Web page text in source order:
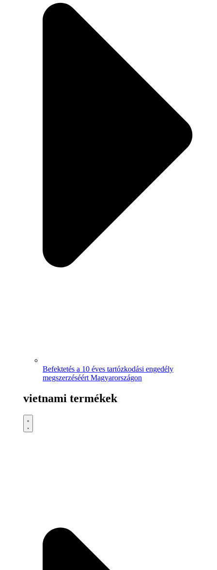
Befektetés a 10 éves tartózkodási engedély
megszerzéséért Magyarországon
vietnami termékek